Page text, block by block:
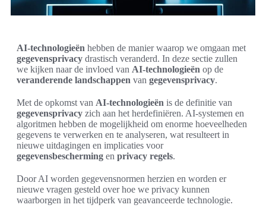
AI-technologieën hebben de manier waarop we omgaan met
gegevensprivacy drastisch veranderd. In deze sectie zullen
we kijken naar de invloed van AI-technologieën op de
veranderende landschappen van gegevensprivacy.
Met de opkomst van AI-technologieën is de definitie van
gegevensprivacy zich aan het herdefiniëren. AI-systemen en
algoritmen hebben de mogelijkheid om enorme hoeveelheden
gegevens te verwerken en te analyseren, wat resulteert in
nieuwe uitdagingen en implicaties voor
gegevensbescherming en privacy regels.
Door AI worden gegevensnormen herzien en worden er
nieuwe vragen gesteld over hoe we privacy kunnen
waarborgen in het tijdperk van geavanceerde technologie.